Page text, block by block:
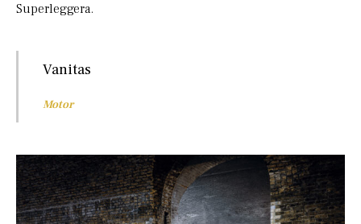
Superleggera.
Vanitas
Motor